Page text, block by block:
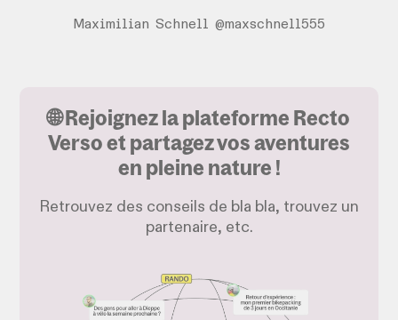
Maximilian Schnell @maxschnell555
🌐 Rejoignez la plateforme Recto
Verso et partagez vos aventures
en pleine nature !
Retrouvez des conseils de bla bla, trouvez un
partenaire, etc.